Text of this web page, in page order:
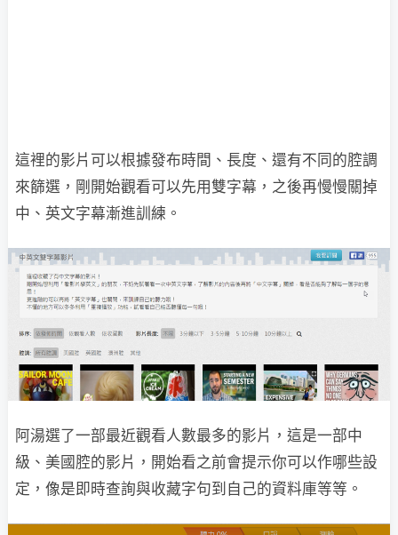
這裡的影片可以根據發布時間、長度、還有不同的腔調
來篩選，剛開始觀看可以先用雙字幕，之後再慢慢關掉
中、英文字幕漸進訓練。
阿湯選了一部最近觀看人數最多的影片，這是一部中
級、美國腔的影片，開始看之前會提示你可以作哪些設
定，像是即時查詢與收藏字句到自己的資料庫等等。